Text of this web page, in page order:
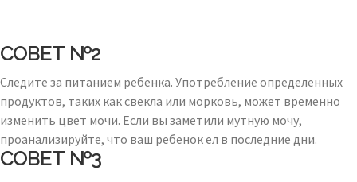
СОВЕТ №2
Следите за питанием ребенка. Употребление определенных
продуктов, таких как свекла или морковь, может временно
изменить цвет мочи. Если вы заметили мутную мочу,
проанализируйте, что ваш ребенок ел в последние дни.
СОВЕТ №3